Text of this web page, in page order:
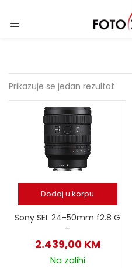
Prikazuje se jedan rezultat
Dodaj u korpu
Sony SEL 24-50mm f2.8 G
–
2.439,00 KM
Na zalihi